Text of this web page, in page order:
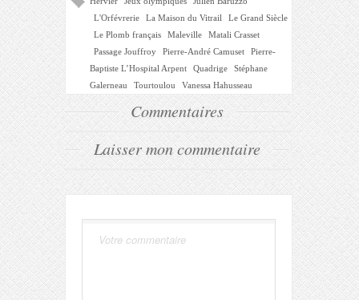
L'Orfévrerie
La Maison du Vitrail
Le Grand Siècle
Le Plomb français
Maleville
Matali Crasset
Passage Jouffroy
Pierre-André Camuset
Pierre-
Baptiste L’Hospital Arpent
Quadrige
Stéphane
Galerneau
Tourtoulou Vanessa Hahusseau
Commentaires
Laisser mon commentaire